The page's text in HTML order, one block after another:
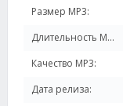
Размер MP3:
Длительность MP3:
Качество MP3:
Дата релиза: